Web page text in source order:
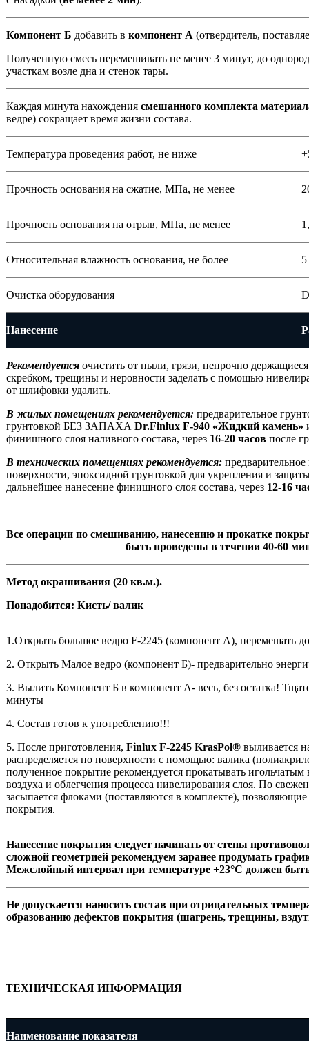
Компонент Б добавить в компонент А (отвердитель,
Полученную смесь перемешивать не менее 3 минут, до
участкам возле дна и стенок тары.
Каждая минута нахождения смешанного комплекта
ведре) сокращает время жизни состава.
Температура проведения работ, не ниже
Прочность основания на сжатие, МПа, не менее
Прочность основания на отрыв, МПа, не менее
Относительная влажность основания, не более
Очистка оборудования
Нанесение
Рекомендуется очистить от пыли, грязи, непрочно
скребком, трещины и неровности заделать с помощью
от шлифовки удалить.
В жилых помещениях рекомендуется: предварительное
грунтовкой БЕЗ ЗАПАХА Dr.Finlux F-940 «Жидкий камень»
финишного слоя наливного состава, через 16-20 часов после
В технических помещениях рекомендуется:
поверхности, эпоксидной грунтовкой для укрепления и
дальнейшее нанесение финишного слоя состава, через 12-16
Все операции по смешиванию, нанесению и прокатке
быть проведены в течении 40-60
Метод окрашивания (20 кв.м.).
Понадобится: Кисть/ валик
1.Открыть большое ведро F-2245 (компонент А), перемешать
2. Открыть Малое ведро (компонент Б)- предварительно
3. Вылить Компонент Б в компонент А- весь, без остатка!
минуты
4. Состав готов к употреблению!!!
5. После приготовления, Finlux F-2245 KrasPol® выливается
распределяется по поверхности с помощью: валика
полученное покрытие рекомендуется прокатывать игольчатым
воздуха и облегчения процесса нивелирования слоя. По
засыпается флоками (поставляются в комплекте),
покрытия.
Нанесение покрытия следует начинать от стены
сложной геометрией рекомендуем заранее продумать
Межслойный интервал при температуре +23°С должен быть
Не допускается наносить состав при отрицательных
образованию дефектов покрытия (шагрень, трещины,
ТЕХНИЧЕСКАЯ ИНФОРМАЦИЯ
Наименование показателя